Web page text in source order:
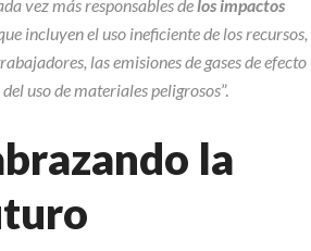
vez más responsables de los impactos
que incluyen el uso ineficiente de los recursos,
las emisiones de gases de efecto
uso de materiales peligrosos”.
la